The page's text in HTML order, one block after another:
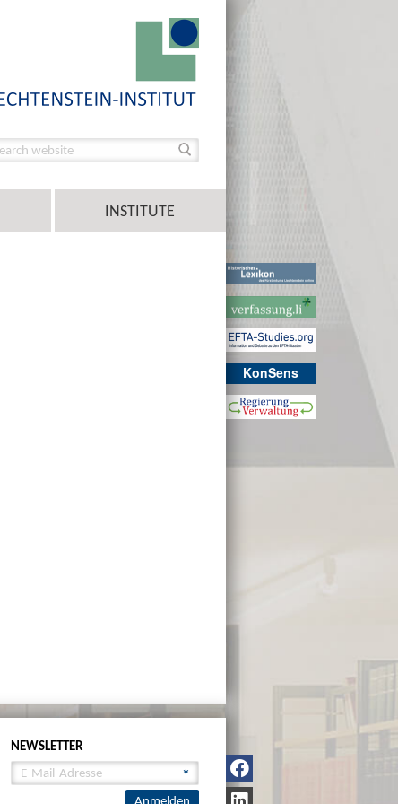
KonSens
INSTITUTE
NEWSLETTER